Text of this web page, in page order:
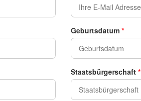
Geburtsdatum *
Staatsbürgerschaft *